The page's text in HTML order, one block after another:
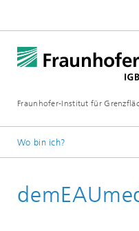
Fraunhofer-Institut für
Wo bin ich?
Forschung